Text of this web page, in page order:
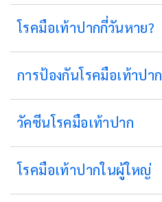
โรคมือเท้าปากกี่วันหาย?
การป้องกันโรคมือเท้าปาก
วัคซีนโรคมือเท้าปาก
โรคมือเท้าปากในผู้ใหญ่